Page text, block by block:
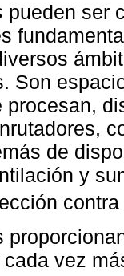
pueden ser
Son
procesan,
de
y
vez